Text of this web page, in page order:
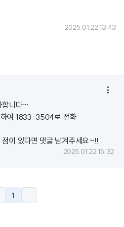
2025.01.22 13:43

합니다~
하여 1833-3504로 전화
이 있다면 댓글 남겨주세요~!!
2025.01.22 15:32
1